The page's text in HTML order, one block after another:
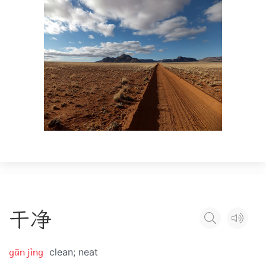
干净
gān jìng clean; neat